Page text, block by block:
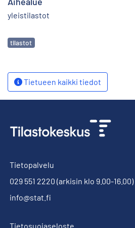
yleistilastot
Avainsanat
tilastot
Tietueen kaikki tiedot
Tietopalvelu
029 551 2220 (arkisin klo 9.00-16.00)
info@stat.fi
Tietosuojaseloste